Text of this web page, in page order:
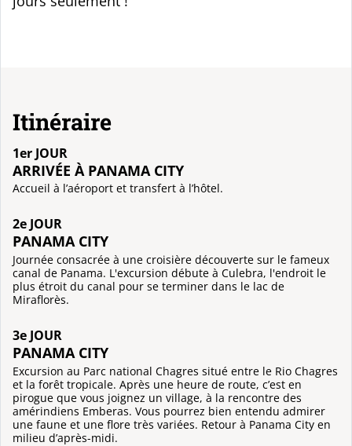
Itinéraire
1er JOUR
ARRIVÉE À PANAMA CITY
Accueil à l’aéroport et transfert à l’hôtel.
2e JOUR
PANAMA CITY
Journée consacrée à une croisière découverte sur le fameux
canal de Panama. L'excursion débute à Culebra, l'endroit le
plus étroit du canal pour se terminer dans le lac de
Miraflorès.
3e JOUR
PANAMA CITY
Excursion au Parc national Chagres situé entre le Rio Chagres
et la forêt tropicale. Après une heure de route, c’est en
pirogue que vous joignez un village, à la rencontre des
amérindiens Emberas. Vous pourrez bien entendu admirer
une faune et une flore très variées. Retour à Panama City en
milieu d’après-midi.